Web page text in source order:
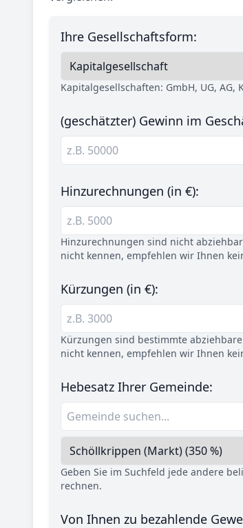
Ihre Gesellschaftsform:
Kapitalgesellschaften: GmbH, UG, AG,
(geschätzter) Gewinn im
Hinzurechnungen (in €):
Hinzurechnungen sind nicht
nicht kennen, empfehlen wir Ihnen
Kürzungen (in €):
Kürzungen sind bestimmte
nicht kennen, empfehlen wir Ihnen
Hebesatz Ihrer Gemeinde:
Geben Sie im Suchfeld jede andere
rechnen.
Von Ihnen zu bezahlende